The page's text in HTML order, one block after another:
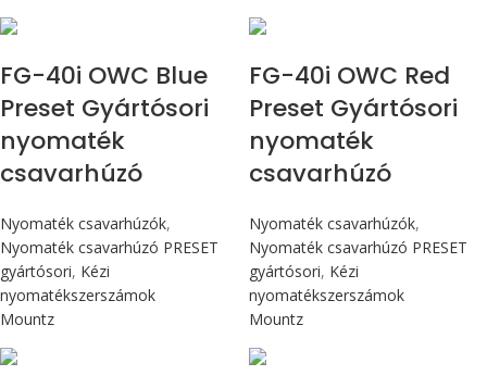
FG-40i OWC Blue
Preset Gyártósori
nyomaték
csavarhúzó
Nyomaték csavarhúzók,
Nyomaték csavarhúzó PRESET
gyártósori, Kézi
nyomatékszerszámok
Mountz
FG-40i OWC Red
Preset Gyártósori
nyomaték
csavarhúzó
Nyomaték csavarhúzók,
Nyomaték csavarhúzó PRESET
gyártósori, Kézi
nyomatékszerszámok
Mountz